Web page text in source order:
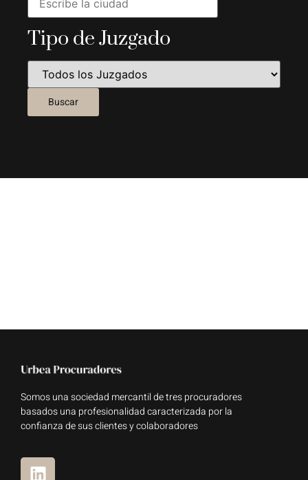
Tipo de Juzgado
Somos una sociedad mercantil de tres procuradores
basados una profesionalidad caracterizada por la
confianza de sus clientes y colaboradores